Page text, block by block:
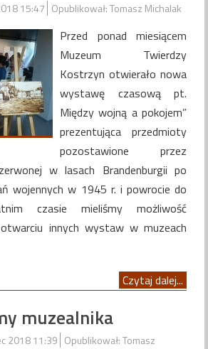
15:47 Opublikował: Tomasz Michalak
Przed ponad miesiącem
Muzeum Twierdzy
Kostrzyn otwierało nowa
wystawę czasową pt.
Między wojną a pokojem”
prezentująca przedmioty
pozostawione przez
w lasach Brandenburgii po
wojennych w 1945 r. i powrocie do
czasie mieliśmy możliwość
innych wystaw w muzeach
Czytaj dalej...
muzealnika
2018 11:39 Opublikował: Tomasz